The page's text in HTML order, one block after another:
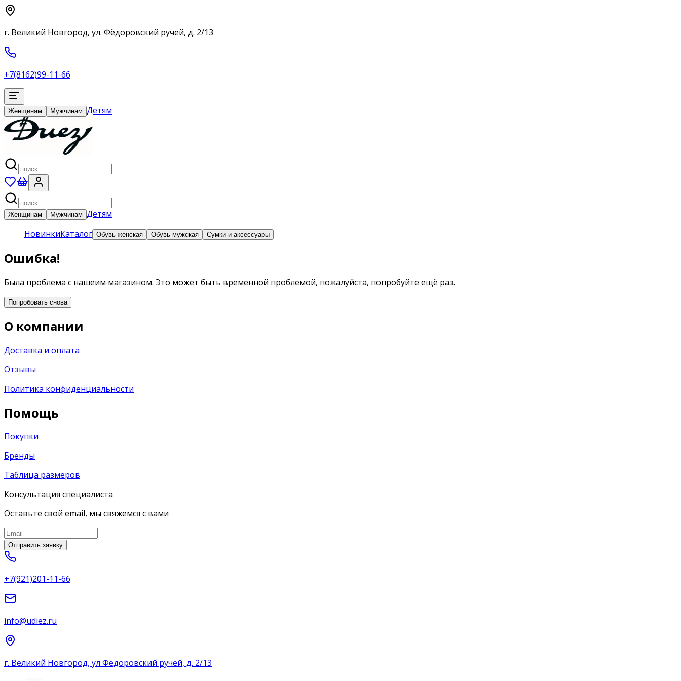
г. Великий Новгород, ул. Фёдоровский ручей, д. 2/13
+7(8162)99-11-66
Женщинам Мужчинам Детям
Женщинам Мужчинам Детям
НовинкиКаталог Обувь женская Обувь мужская Сумки и аксессуары
Ошибка!
Была проблема с нашеим магазином. Это может быть временной проблемой, пожалуйста, попробуйте ещё раз.
Попробовать снова
О компании
Доставка и оплата
Отзывы
Политика конфиденциальности
Помощь
Покупки
Бренды
Таблица размеров
Консультация специалиста
Оставьте свой email, мы свяжемся с вами
Отправить заявку
+7(921)201-11-66
info@udiez.ru
г. Великий Новгород, ул Федоровский ручей, д. 2/13